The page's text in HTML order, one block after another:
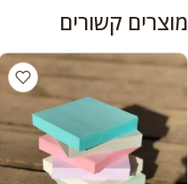
מוצרים קשורים